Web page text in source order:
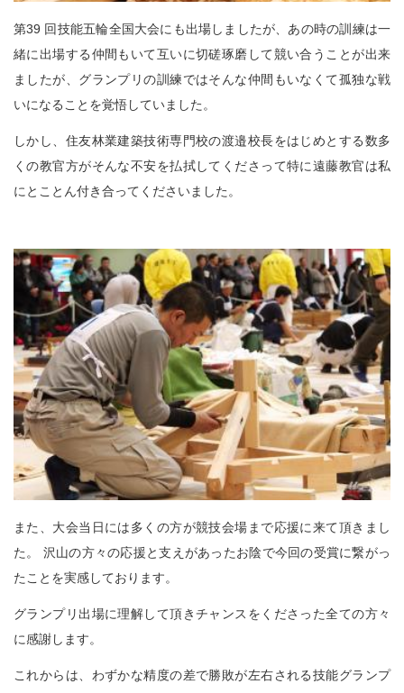
第39 回技能五輪全国大会にも出場しましたが、あの時の訓練は一
緒に出場する仲間もいて互いに切磋琢磨して競い合うことが出来
ましたが、グランプリの訓練ではそんな仲間もいなくて孤独な戦
いになることを覚悟していました。
しかし、住友林業建築技術専門校の渡邉校長をはじめとする数多
くの教官方がそんな不安を払拭してくださって特に遠藤教官は私
にとことん付き合ってくださいました。
また、大会当日には多くの方が競技会場まで応援に来て頂きまし
た。 沢山の方々の応援と支えがあったお陰で今回の受賞に繋がっ
たことを実感しております。
グランプリ出場に理解して頂きチャンスをくださった全ての方々
に感謝します。
これからは、わずかな精度の差で勝敗が左右される技能グランプ